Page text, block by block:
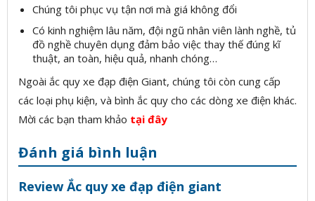
Chúng tôi phục vụ tận nơi mà giá không đổi
Có kinh nghiệm lâu năm, đội ngũ nhân viên lành nghề, tủ
đồ nghề chuyên dụng đảm bảo việc thay thế đúng kĩ
thuật, an toàn, hiệu quả, nhanh chóng…
Ngoài ắc quy xe đạp điện Giant, chúng tôi còn cung cấp
các loại phụ kiện, và bình ắc quy cho các dòng xe điện khác.
Mời các bạn tham khảo tại đây
Đánh giá bình luận
Review Ắc quy xe đạp điện giant